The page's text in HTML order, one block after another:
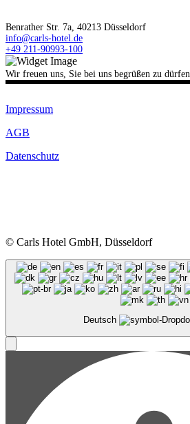
Benrather Str. 7a, 40213 Düsseldorf
info@carls-hotel.de
+49 211-90993-100
Wir freuen uns, Sie bei uns begrüßen zu dürfen.
Impressum
AGB
Datenschutz
© Carls Hotel GmbH, Düsseldorf
Deutsch